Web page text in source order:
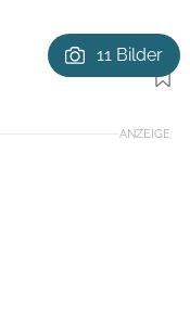
Foto: Adrian.Greiter.Photodesign
11 Bilder
ANZEIGE